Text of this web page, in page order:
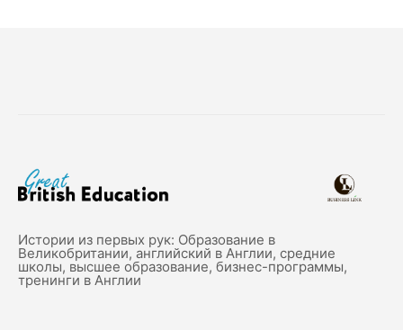
Истории из первых рук: Образование в
Великобритании, английский в Англии, средние
школы, высшее образование, бизнес-программы,
тренинги в Англии